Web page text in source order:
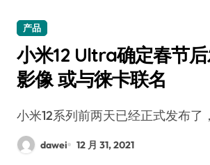
产品
小米12 Ultra确定春节
影像 或与徕卡联名
小米12系列前两天已经正式发布
dawei 12 月 31, 2021